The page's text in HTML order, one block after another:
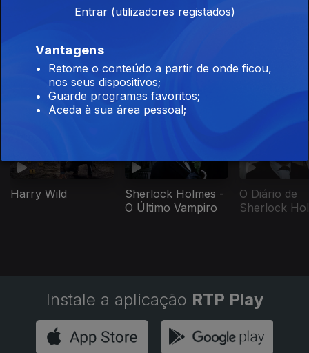
Este conteúdo faz parte de Mistério
& Crime
Harry Wild
Sherlock Holmes -
O Último Vampiro
O Diário de
Sherlock
Instale a aplicação RTP Play
Entrar (utilizadores registados)
Vantagens
Retome o conteúdo a partir de onde ficou,
nos seus dispositivos;
Guarde programas favoritos;
Aceda à sua área pessoal;